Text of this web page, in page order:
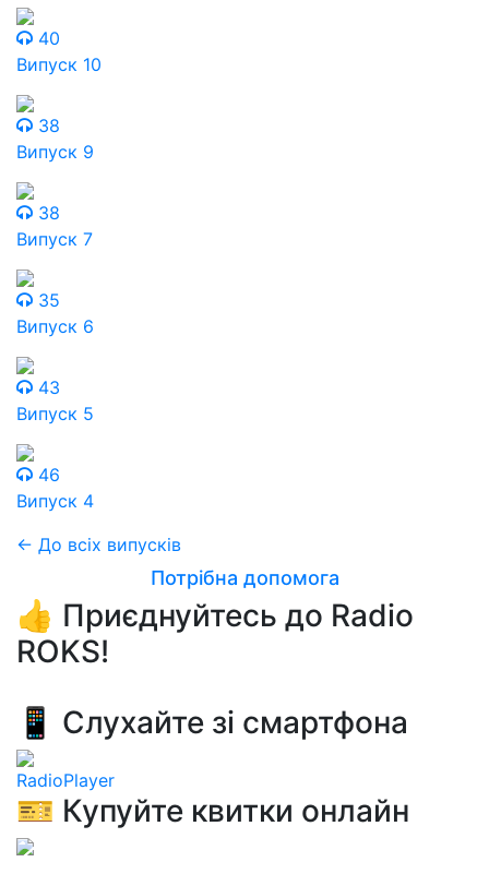
40
Випуск 10
38
Випуск 9
38
Випуск 7
35
Випуск 6
43
Випуск 5
46
Випуск 4
← До всіх випусків
Потрібна допомога
👍 Приєднуйтесь до Radio
ROKS!
📱 Слухайте зі смартфона
RadioPlayer
🎫 Купуйте квитки онлайн